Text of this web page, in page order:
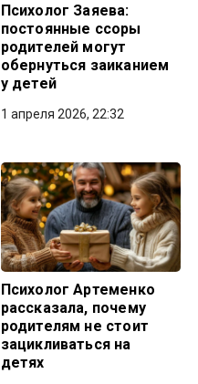
Психолог Заяева:
постоянные ссоры
родителей могут
обернуться заиканием
у детей
1 апреля 2026, 22:32
Психолог Артеменко
рассказала, почему
родителям не стоит
зацикливаться на
детях